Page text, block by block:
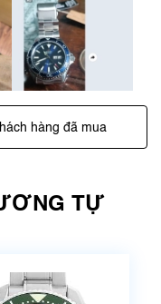
hàng đã mua
TỰ